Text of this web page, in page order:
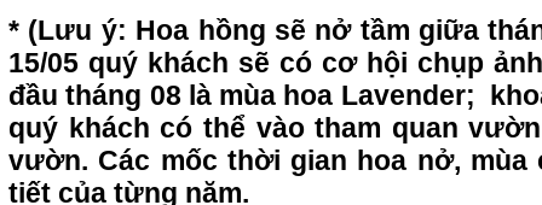
* (Lưu ý: Hoa hồng sẽ nở tầm giữa
15/05 quý khách sẽ có cơ hội chụp
đầu tháng 08 là mùa hoa Lavender;
quý khách có thể vào tham quan
vườn. Các mốc thời gian hoa nở,
tiết của từng năm.